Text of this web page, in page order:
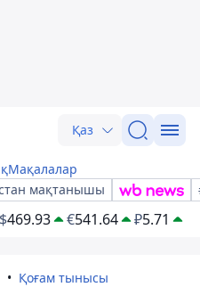
Қаз
Мақалалар
мақтанышы
$469.93 €541.64 ₽5.71
Қоғам тынысы